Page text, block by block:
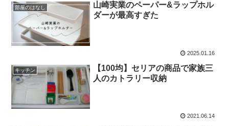
部屋のはなし
山崎実業のペーパー&ラップホル
ダーが最高すぎた
2025.01.16
キッチン
【100均】セリアの商品で家族三
人のカトラリー収納
2021.06.14